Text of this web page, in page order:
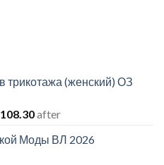
трикотажа (женский) ОЗ
108.30Текущая
$108.30.
after
Моды ВЛ 2026